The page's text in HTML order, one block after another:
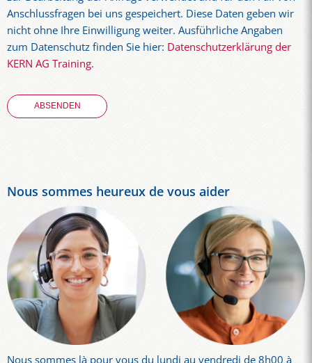
Anschlussfragen bei uns gespeichert. Diese Daten geben wir
nicht ohne Ihre Einwilligung weiter. Ausführliche Angaben
zum Datenschutz finden Sie hier: Datenschutzerklärung der
KERN AG Training.
Nous sommes heureux de vous aider